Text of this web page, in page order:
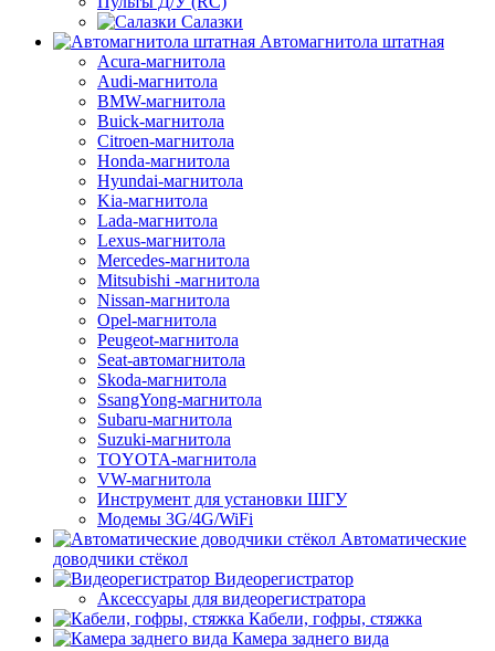
Салазки
Автомагнитола штатная
Acura-магнитола
Audi-магнитола
BMW-магнитола
Buick-магнитола
Citroen-магнитола
Honda-магнитола
Hyundai-магнитола
Kia-магнитола
Lada-магнитола
Lexus-магнитола
Mercedes-магнитола
Mitsubishi -магнитола
Nissan-магнитола
Opel-магнитола
Peugeot-магнитола
Seat-автомагнитола
Skoda-магнитола
SsangYong-магнитола
Subaru-магнитола
Suzuki-магнитола
TOYOTA-магнитола
VW-магнитола
Инструмент для установки ШГУ
Модемы 3G/4G/WiFi
Автоматические
доводчики стёкол
Видеорегистратор
Аксессуары для видеорегистратора
Кабели, гофры, стяжка
Камера заднего вида